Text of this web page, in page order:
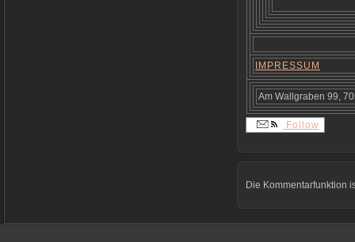
IMPRESSUM
Am Wallgraben 99,
Follow
Die Kommentarfunktion